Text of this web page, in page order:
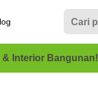
Interior Bangunan!